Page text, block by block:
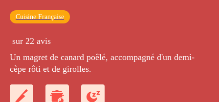
Cuisine Française
sur 22 avis
Un magret de canard poêlé, accompagné d'un demi-
cèpe rôti et de girolles.